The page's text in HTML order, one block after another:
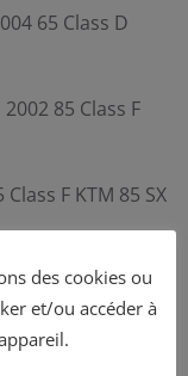
65 Class D
85 Class F
F KTM 85 SX
1999 Open
des cookies ou
et/ou accéder à